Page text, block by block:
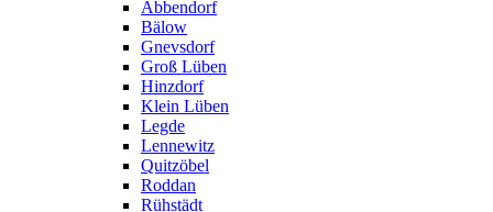
Abbendorf
Bälow
Gnevsdorf
Groß Lüben
Hinzdorf
Klein Lüben
Legde
Lennewitz
Quitzöbel
Roddan
Rühstädt